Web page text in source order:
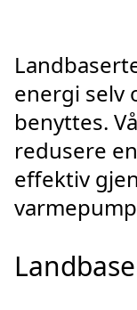
energi selv
benyttes.
redusere
effektiv